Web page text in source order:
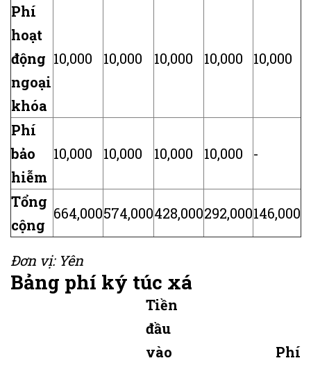
Phí
hoạt
động
ngoại
khóa
10,000 10,000 10,000 10,000 10,000
Phí
bảo
hiễm
10,000 10,000 10,000 10,000 -
Tổng
cộng
664,000574,000428,000292,000146,000
Đơn vị: Yên
Bảng phí ký túc xá
Tiền
đầu
vào
Phí